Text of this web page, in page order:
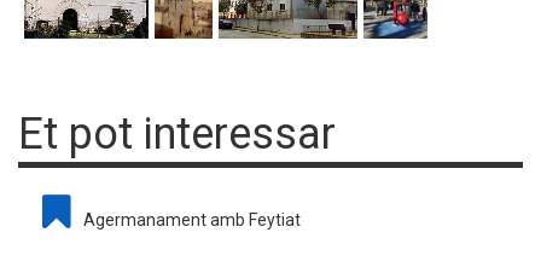
Et pot interessar
Agermanament amb Feytiat